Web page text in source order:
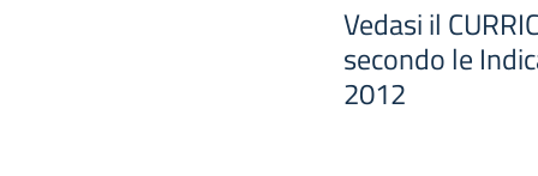
Vedasi il
secondo le
2012